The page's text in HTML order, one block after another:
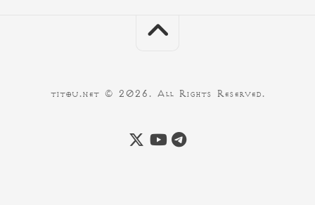
titou.net © 2026. All Rights Reserved.